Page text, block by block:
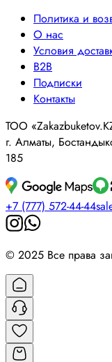
Политика и
О нас
Условия
B2B
Подписки
Контакты
ТОО
г. Алматы,
185
+7 (777) 572-44-44
© 2025 Все права